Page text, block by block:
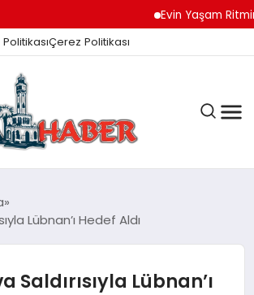
Evin Yaşam Ritmini
Çerez Politikası
Lübnan’ı Hedef Aldı
Saldırısıyla Lübnan’ı